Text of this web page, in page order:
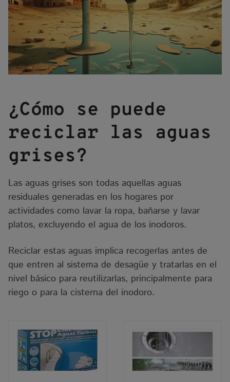
¿Cómo se puede
reciclar las aguas
grises?
Las aguas grises son todas aquellas aguas
residuales generadas en los hogares por
actividades como lavar la ropa, bañarse y lavar
platos, excluyendo el agua de los inodoros.
Reciclar estas aguas implica recogerlas antes de
que entren al sistema de desagüe y tratarlas en el
nivel básico para reutilizarlas, principalmente para
riego o para la cisterna del inodoro.